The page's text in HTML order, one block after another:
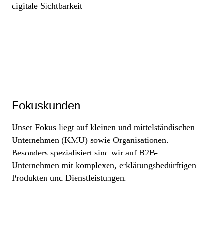
digitale Sichtbarkeit
Fokuskunden
Unser Fokus liegt auf kleinen und mittelständischen
Unternehmen (KMU) sowie Organisationen.
Besonders spezialisiert sind wir auf B2B-
Unternehmen mit komplexen, erklärungsbedürftigen
Produkten und Dienstleistungen.